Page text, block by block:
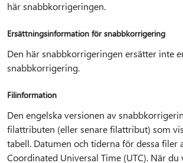
här snabbkorrigeringen.
Ersättningsinformation för snabbkorrigering
Den här snabbkorrigeringen ersätter inte
snabbkorrigering.
Filinformation
Den engelska versionen av
filattributen (eller senare filattribut) som
tabell. Datumen och tiderna för dessa filer
Coordinated Universal Time (UTC). När du